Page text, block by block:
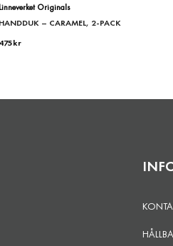
Originals
– CARAMEL, 2-PACK
kr